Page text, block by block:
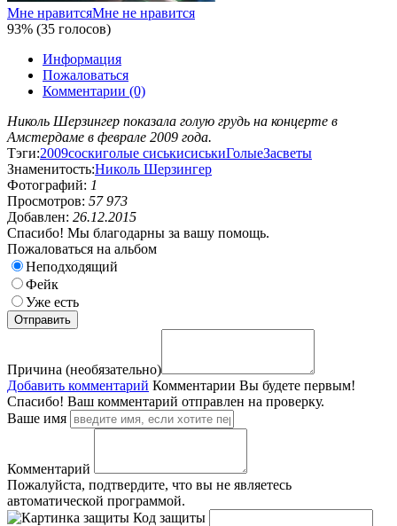
Мне нравитсяМне не нравится
93% (35 голосов)
Информация
Пожаловаться
Комментарии (0)
Николь Шерзингер показала голую грудь на концерте в
Амстердаме в феврале 2009 года.
Тэги:2009соскиголые сиськисиськиГолыеЗасветы
Знаменитость:Николь Шерзингер
Фотографий: 1
Просмотров: 57 973
Добавлен: 26.12.2015
Спасибо! Мы благодарны за вашу помощь.
Пожаловаться на альбом
Неподходящий
Фейк
Уже есть
Причина (необязательно)
Добавить комментарий Комментарии Вы будете первым!
Спасибо! Ваш комментарий отправлен на проверку.
Ваше имя
Комментарий
Пожалуйста, подтвердите, что вы не являетесь
автоматической программой.
Код защиты